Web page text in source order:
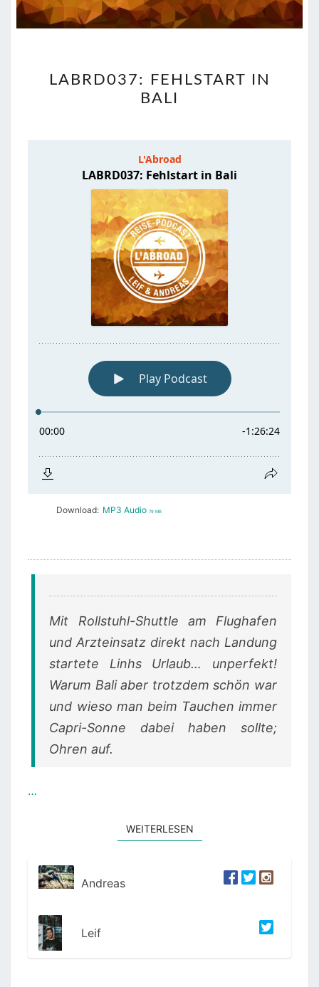
FEHLSTART
IN
LABRD037: FEHLSTART IN
BALI
Download: MP3 Audio 79 MB
Mit Rollstuhl-Shuttle am Flughafen
und Arzteinsatz direkt nach Landung
startete Linhs Urlaub… unperfekt!
Warum Bali aber trotzdem schön war
und wieso man beim Tauchen immer
Capri-Sonne dabei haben sollte;
Ohren auf.
…
WEITERLESENWEITERLESEN
Andreas
Leif